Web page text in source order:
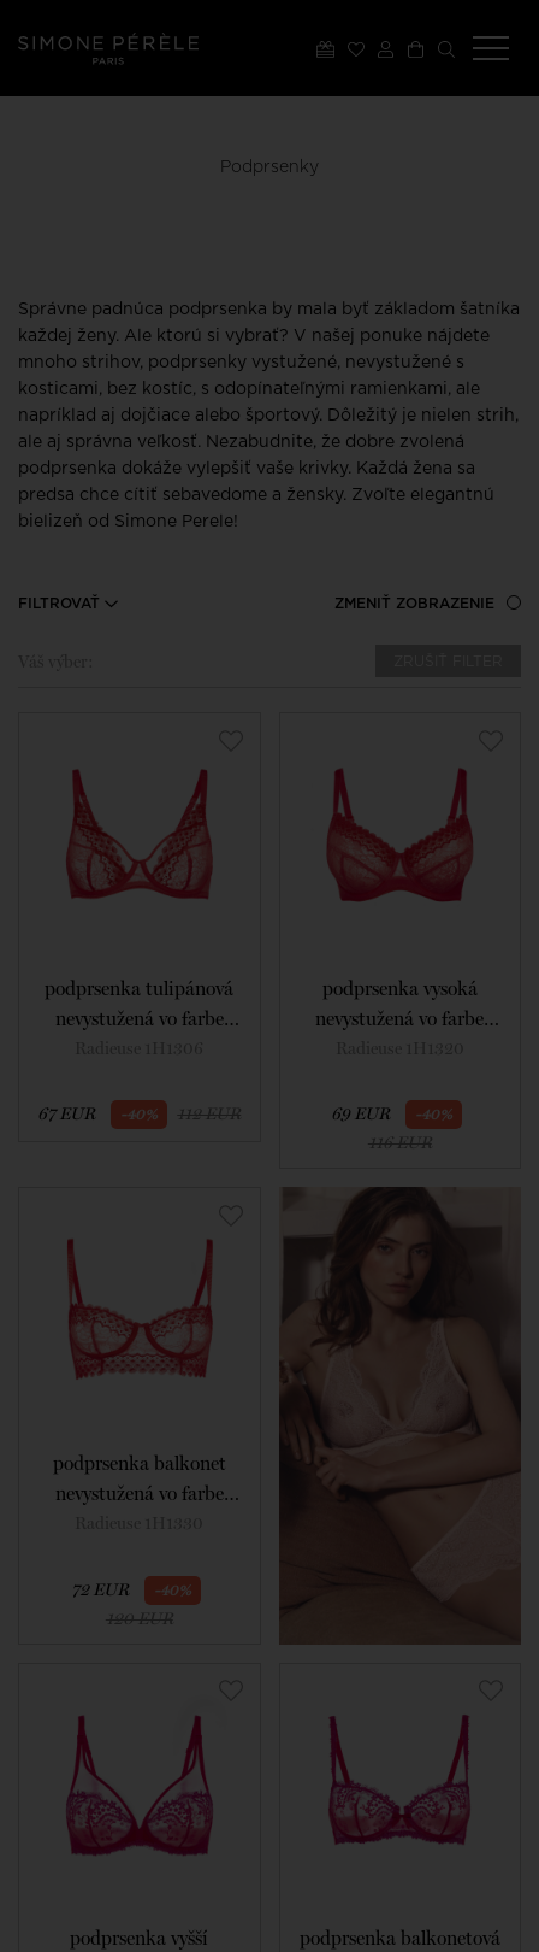
Podprsenky
Správne padnúca podprsenka by mala byť základom šatníka
každej ženy. Ale ktorú si vybrať? V našej ponuke nájdete
mnoho strihov, podprsenky vystužené, nevystužené s
kosticami, bez kostíc, s odopínateľnými ramienkami, ale
napríklad aj dojčiace alebo športový. Dôležitý je nielen strih,
ale aj správna veľkosť. Nezabudnite, že dobre zvolená
podprsenka dokáže vylepšiť vaše krivky. Každá žena sa
predsa chce cítiť sebavedome a žensky. Zvoľte elegantnú
bielizeň od Simone Perele!
FILTROVAŤ ZMENIŤ ZOBRAZENIE
podprsenka tulipánová
nevystužená vo farbe
67 EUR -40% 112 EUR
podprsenka vysoká
nevystužená vo farbe
69 EUR -40%
116 EUR
podprsenka balkonet
nevystužená vo farbe
72 EUR -40%
120 EUR
podprsenka vyšší
podprsenka balkonetová